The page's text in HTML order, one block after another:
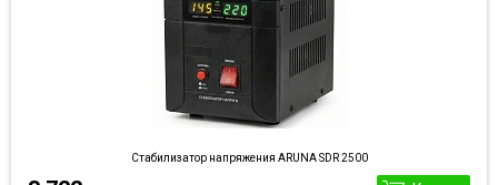
Стабилизатор напряжения ARUNA SDR 2500